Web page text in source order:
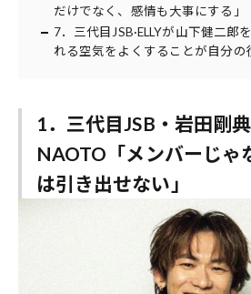
だけでなく、感情も大事にする」
7．三代目JSB·ELLYが山下健二郎
れる空気をよくすることが自分の
1．三代目JSB・岩田剛
NAOTO「メンバーじゃ
は引き出せない」